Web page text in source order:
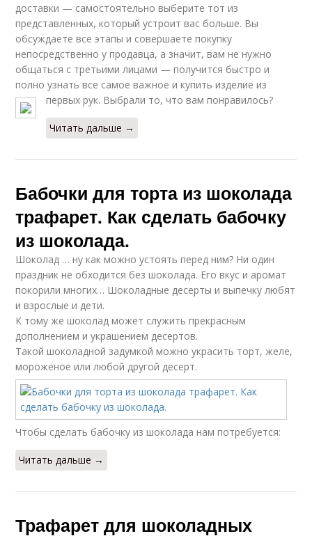
доставки — самостоятельно выберите тот из
представленных, который устроит вас больше. Вы
обсуждаете все этапы и совершаете покупку
непосредственно у продавца, а значит, вам не нужно
общаться с третьими лицами — получится быстро и
полно узнать все самое важное и купить изделие из
первых рук. Выбрали то, что вам понравилось?
Читать дальше →
Бабочки для торта из шоколада
трафарет. Как сделать бабочку
из шоколада.
Шоколад … ну как можно устоять перед ним? Ни один
праздник не обходится без шоколада. Его вкус и аромат
покорили многих… Шоколадные десерты и выпечку любят
и взрослые и дети.
К тому же шоколад может служить прекрасным
дополнением и украшением десертов.
Такой шоколадной задумкой можно украсить торт, желе,
мороженое или любой другой десерт.
Чтобы сделать бабочку из шоколада нам потребуется:
Читать дальше →
Трафарет для шоколадных